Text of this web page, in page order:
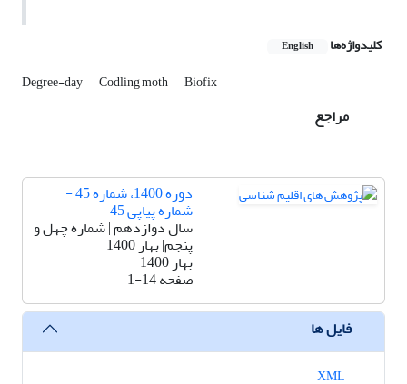
کلیدواژه‌ها English
Degree-day Codling moth Biofix
مراجع
دوره 1400، شماره 45 -
شماره پیاپی 45
سال دوازدهم | شماره چهل و
پنجم| بهار 1400
بهار 1400
صفحه1-14
فایل ها